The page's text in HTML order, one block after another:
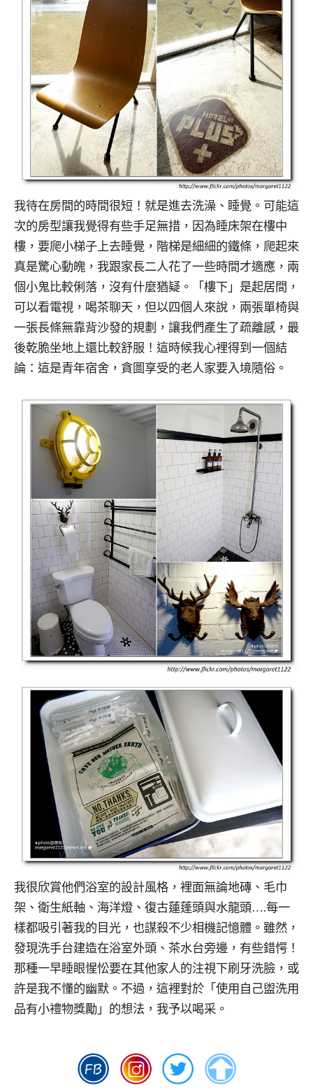
我待在房間的時間很短！就是進去洗澡、睡覺。可能這
次的房型讓我覺得有些手足無措，因為睡床架在樓中
樓，要爬小梯子上去睡覺，階梯是細細的鐵條，爬起來
真是驚心動魄，我跟家長二人花了一些時間才適應，兩
個小鬼比較俐落，沒有什麼猶疑。「樓下」是起居間，
可以看電視，喝茶聊天，但以四個人來說，兩張單椅與
一張長條無靠背沙發的規劃，讓我們產生了疏離感，最
後乾脆坐地上還比較舒服！這時候我心裡得到一個結
論：這是青年宿舍，貪圖享受的老人家要入境隨俗。
我很欣賞他們浴室的設計風格，裡面無論地磚、毛巾
架、衛生紙軸、海洋燈、復古蓮蓬頭與水龍頭….每一
樣都吸引著我的目光，也謀殺不少相機記憶體。雖然，
發現洗手台建造在浴室外頭、茶水台旁邊，有些錯愕！
那種一早睡眼惺忪要在其他家人的注視下刷牙洗臉，或
許是我不懂的幽默。不過，這裡對於「使用自己盥洗用
品有小禮物獎勵」的想法，我予以喝采。